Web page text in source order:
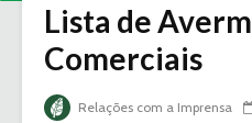
Lista de
Comerciais
Relações com a Imprensa